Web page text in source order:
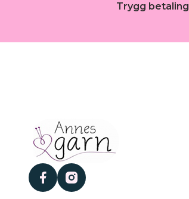
Trygg betaling
facebookinstagram